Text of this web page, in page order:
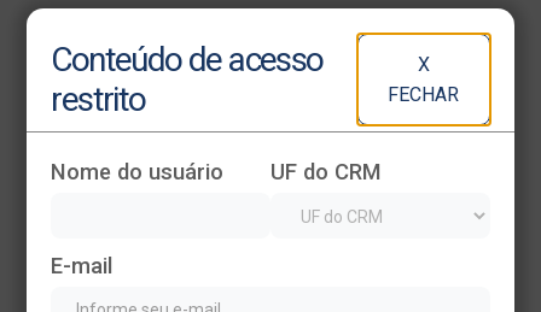
Conteúdo de acesso
restrito
X
FECHAR
Nome do usuário UF do CRM
E-mail
This is some text inside of a div block.